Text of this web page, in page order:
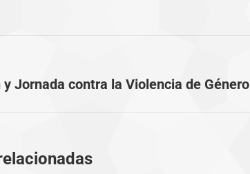
Jornada contra la Violencia de Género